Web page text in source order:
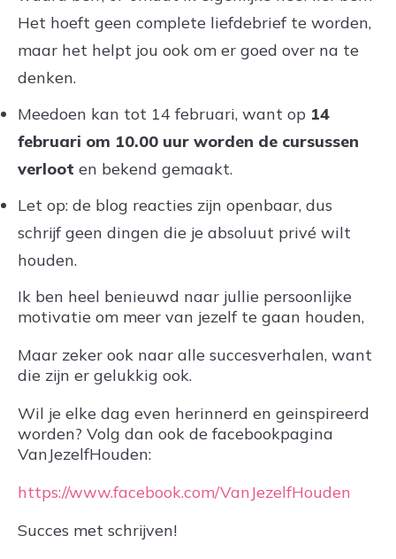
Het hoeft geen complete liefdebrief te worden,
maar het helpt jou ook om er goed over na te
denken.
Meedoen kan tot 14 februari, want op 14
februari om 10.00 uur worden de cursussen
verloot en bekend gemaakt.
Let op: de blog reacties zijn openbaar, dus
schrijf geen dingen die je absoluut privé wilt
houden.
Ik ben heel benieuwd naar jullie persoonlijke
motivatie om meer van jezelf te gaan houden,
Maar zeker ook naar alle succesverhalen, want
die zijn er gelukkig ook.
Wil je elke dag even herinnerd en geinspireerd
worden? Volg dan ook de facebookpagina
VanJezelfHouden:
https://www.facebook.com/VanJezelfHouden
Succes met schrijven!